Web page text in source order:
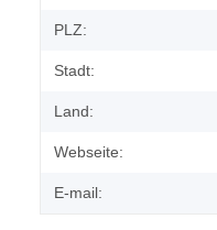
PLZ:
Stadt:
Land:
Webseite:
E-mail: